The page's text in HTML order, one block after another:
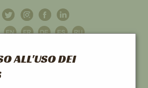
ALL'USO DEI